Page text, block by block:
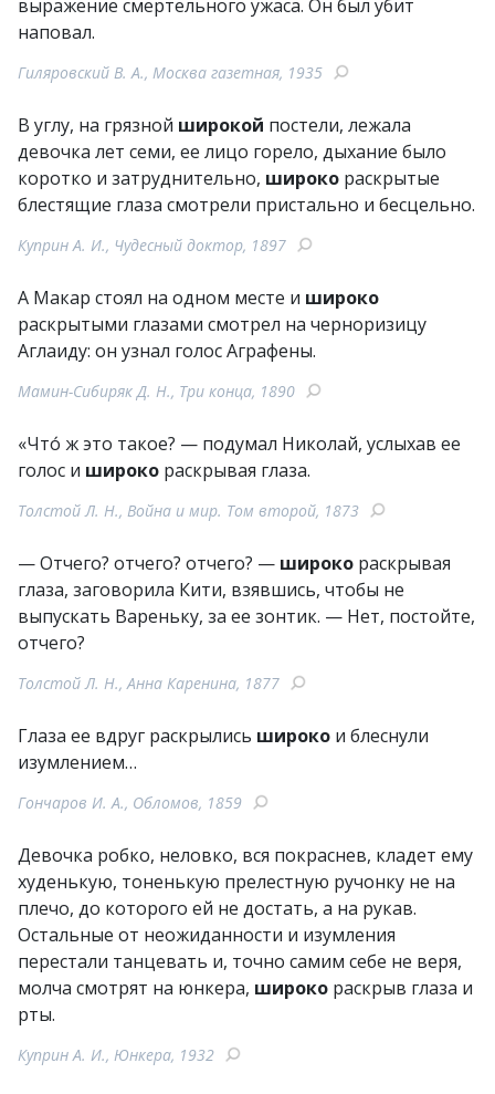
выражение смертельного ужаса. Он был убит
наповал.
Гиляровский В. А., Москва газетная, 1935
В углу, на грязной широкой постели, лежала
девочка лет семи, ее лицо горело, дыхание было
коротко и затруднительно, широко раскрытые
блестящие глаза смотрели пристально и бесцельно.
Куприн А. И., Чудесный доктор, 1897
А Макар стоял на одном месте и широко
раскрытыми глазами смотрел на черноризицу
Аглаиду: он узнал голос Аграфены.
Мамин-Сибиряк Д. Н., Три конца, 1890
«Что́ ж это такое? — подумал Николай, услыхав ее
голос и широко раскрывая глаза.
Толстой Л. Н., Война и мир. Том второй, 1873
— Отчего? отчего? отчего? — широко раскрывая
глаза, заговорила Кити, взявшись, чтобы не
выпускать Вареньку, за ее зонтик. — Нет, постойте,
отчего?
Толстой Л. Н., Анна Каренина, 1877
Глаза ее вдруг раскрылись широко и блеснули
изумлением…
Гончаров И. А., Обломов, 1859
Девочка робко, неловко, вся покраснев, кладет ему
худенькую, тоненькую прелестную ручонку не на
плечо, до которого ей не достать, а на рукав.
Остальные от неожиданности и изумления
перестали танцевать и, точно самим себе не веря,
молча смотрят на юнкера, широко раскрыв глаза и
рты.
Куприн А. И., Юнкера, 1932